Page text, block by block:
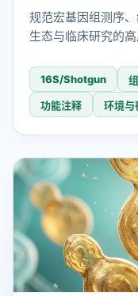
规范宏基因组测序
生态与临床研究的高
16S/Shotgun
功能注释
环境与